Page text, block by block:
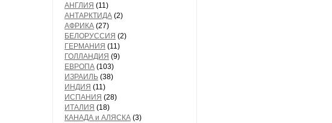
АНГЛИЯ (11)
АНТАРКТИДА (2)
АФРИКА (27)
БЕЛОРУССИЯ (2)
ГЕРМАНИЯ (11)
ГОЛЛАНДИЯ (9)
ЕВРОПА (103)
ИЗРАИЛЬ (38)
ИНДИЯ (11)
ИСПАНИЯ (28)
ИТАЛИЯ (18)
КАНАДА и АЛЯСКА (3)